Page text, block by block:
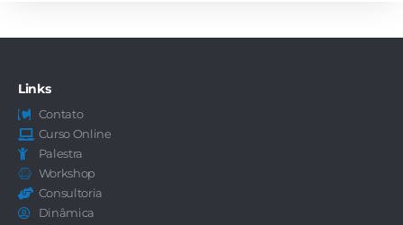
Links
Contato
Curso Online
Palestra
Workshop
Consultoria
Dinâmica